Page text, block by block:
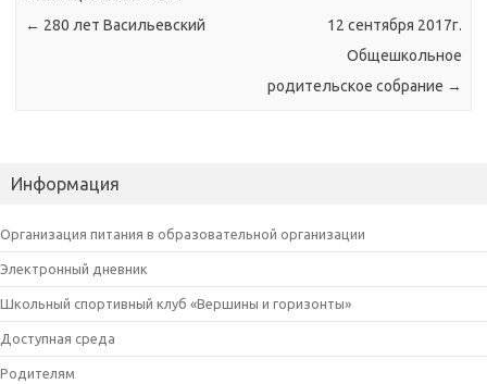
← 280 лет Васильевский
12 сентября 2017г.
Общешкольное
родительское собрание →
Информация
Организация питания в образовательной организации
Электронный дневник
Школьный спортивный клуб «Вершины и горизонты»
Доступная среда
Родителям